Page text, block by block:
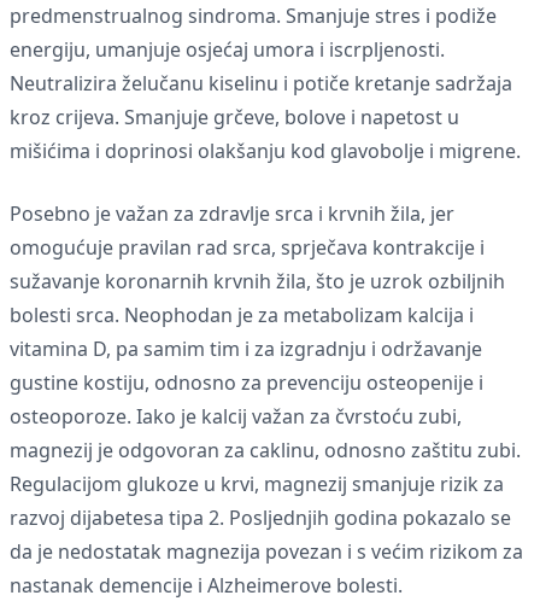
predmenstrualnog sindroma. Smanjuje stres i podiže
energiju, umanjuje osjećaj umora i iscrpljenosti.
Neutralizira želučanu kiselinu i potiče kretanje sadržaja
kroz crijeva. Smanjuje grčeve, bolove i napetost u
mišićima i doprinosi olakšanju kod glavobolje i migrene.
Posebno je važan za zdravlje srca i krvnih žila, jer
omogućuje pravilan rad srca, sprječava kontrakcije i
sužavanje koronarnih krvnih žila, što je uzrok ozbiljnih
bolesti srca. Neophodan je za metabolizam kalcija i
vitamina D, pa samim tim i za izgradnju i održavanje
gustine kostiju, odnosno za prevenciju osteopenije i
osteoporoze. Iako je kalcij važan za čvrstoću zubi,
magnezij je odgovoran za caklinu, odnosno zaštitu zubi.
Regulacijom glukoze u krvi, magnezij smanjuje rizik za
razvoj dijabetesa tipa 2. Posljednjih godina pokazalo se
da je nedostatak magnezija povezan i s većim rizikom za
nastanak demencije i Alzheimerove bolesti.